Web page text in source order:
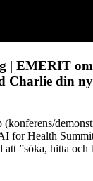
| EMERIT
Charlie din
for Health
”söka, hitta och